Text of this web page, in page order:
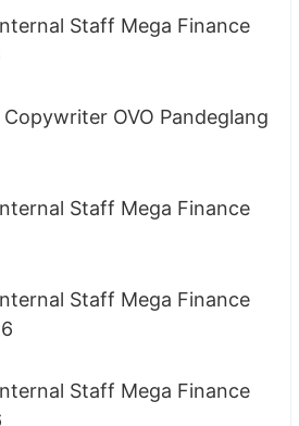
Staff Mega Finance
OVO Pandeglang
Staff Mega Finance
Staff Mega Finance
Staff Mega Finance